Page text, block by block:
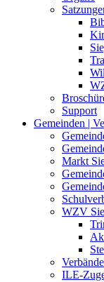
Support
Gemeinden |
Markt
WZV
Verbände
ILE-